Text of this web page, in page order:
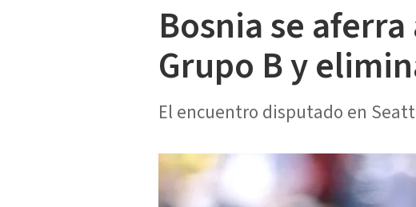
Bosnia se
Grupo B y
El encuentro disputado en